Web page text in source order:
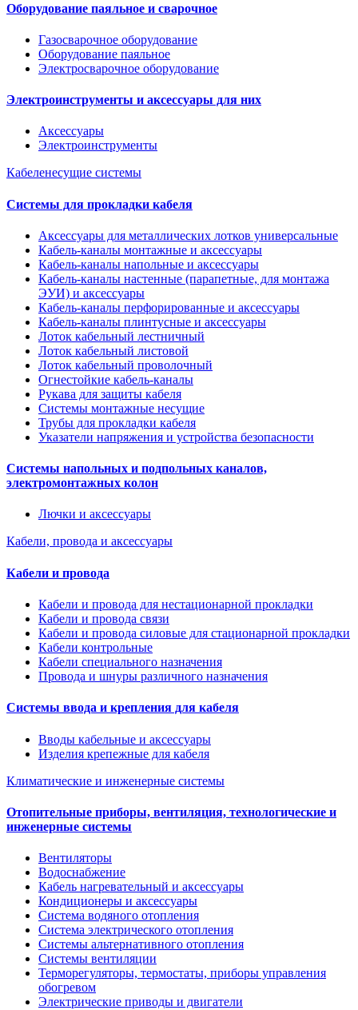
Оборудование паяльное и сварочное
Газосварочное оборудование
Оборудование паяльное
Электросварочное оборудование
Электроинструменты и аксессуары для них
Аксессуары
Электроинструменты
Кабеленесущие системы
Системы для прокладки кабеля
Аксессуары для металлических лотков универсальные
Кабель-каналы монтажные и аксессуары
Кабель-каналы напольные и аксессуары
Кабель-каналы настенные (парапетные, для монтажа
ЭУИ) и аксессуары
Кабель-каналы перфорированные и аксессуары
Кабель-каналы плинтусные и аксессуары
Лоток кабельный лестничный
Лоток кабельный листовой
Лоток кабельный проволочный
Огнестойкие кабель-каналы
Рукава для защиты кабеля
Системы монтажные несущие
Трубы для прокладки кабеля
Указатели напряжения и устройства безопасности
Системы напольных и подпольных каналов,
электромонтажных колон
Лючки и аксессуары
Кабели, провода и аксессуары
Кабели и провода
Кабели и провода для нестационарной прокладки
Кабели и провода связи
Кабели и провода силовые для стационарной прокладки
Кабели контрольные
Кабели специального назначения
Провода и шнуры различного назначения
Системы ввода и крепления для кабеля
Вводы кабельные и аксессуары
Изделия крепежные для кабеля
Климатические и инженерные системы
Отопительные приборы, вентиляция, технологические и
инженерные системы
Вентиляторы
Водоснабжение
Кабель нагревательный и аксессуары
Кондиционеры и аксессуары
Система водяного отопления
Система электрического отопления
Системы альтернативного отопления
Системы вентиляции
Терморегуляторы, термостаты, приборы управления
обогревом
Электрические приводы и двигатели